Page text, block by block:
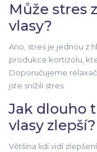
Může stres
vlasy?
Ano, stres je jednou z
produkce kortizolu,
Doporučujeme
jste snížili stres.
Jak dlouho
vlasy zlepší?
Většina lidí vidí